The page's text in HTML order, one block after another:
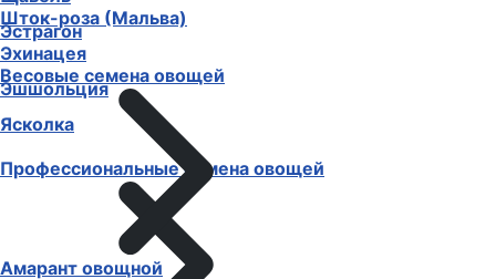
Шток-роза (Мальва)
Эхинацея
Эшшольция
Ясколка
Профессиональные семена овощей
Эстрагон
Весовые семена овощей
Амарант овощной